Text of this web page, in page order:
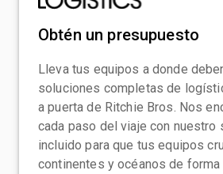
Obtén un presupuesto
Lleva tus equipos a donde
soluciones completas de
a puerta de Ritchie Bros. Nos
cada paso del viaje con nuestro
incluido para que tus equipos
continentes y océanos de forma